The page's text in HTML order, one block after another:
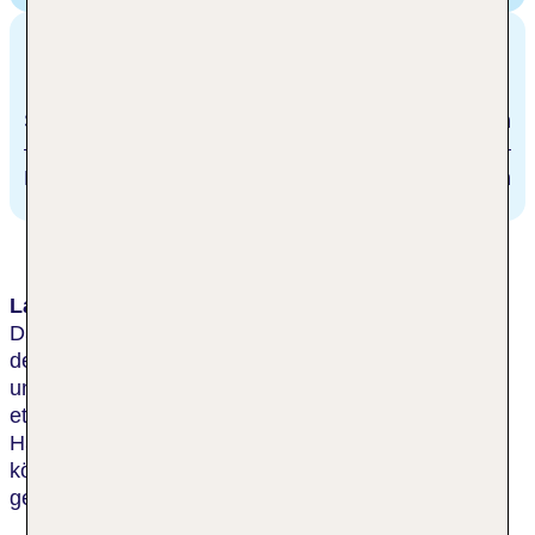
900 m
78.7 km
Lage & Umgebung
Das zentral gelegene Hotel befindet sich zwischen
der Altstadt von Krakau und dem Viertel Kazimierz,
unweit vieler Sehenswürdigkeiten. Es ist lediglich
etwa 700 m von der Burg Wawel und ca. 1 km vom
Hauptmarkt entfernt. Der Bus- und der Bahnhof
können im Umkreis von etwa 1,4 km um das Hotel
gefunden werden.